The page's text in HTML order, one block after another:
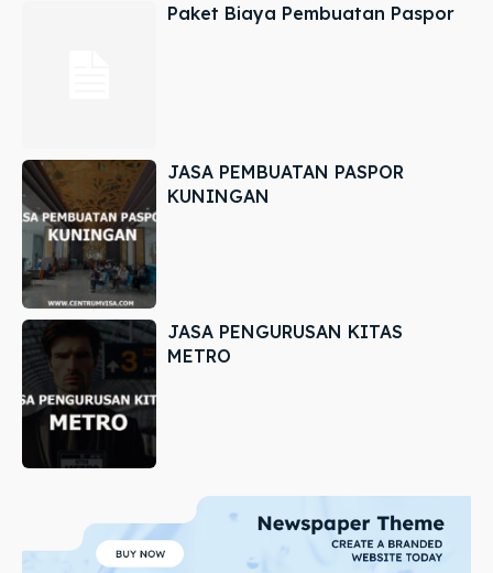
Paket Biaya Pembuatan Paspor
JASA PEMBUATAN PASPOR
KUNINGAN
JASA PENGURUSAN KITAS
METRO